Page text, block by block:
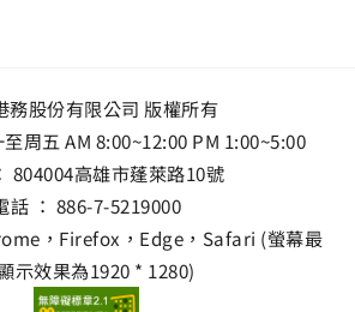
務股份有限公司 版權所有
至周五 AM 8:00~12:00 PM 1:00~5:00
804004高雄市蓬萊路10號
話 ： 886-7-5219000
，Firefox，Edge，Safari (螢幕最
示效果為1920 * 1280)